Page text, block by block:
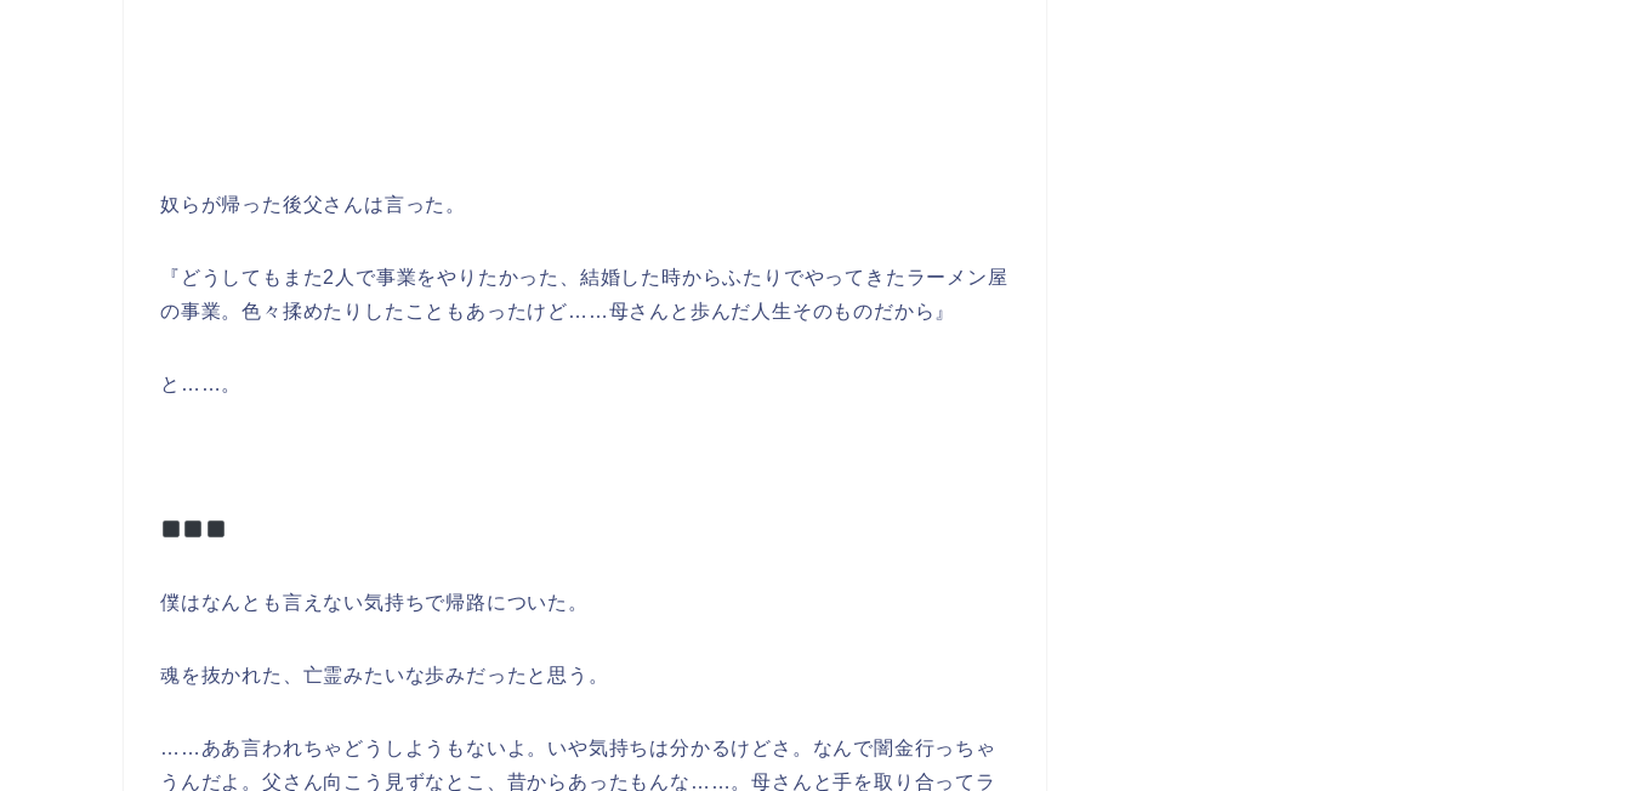
奴らが帰った後父さんは言った。
『どうしてもまた2人で事業をやりたかった、結婚した時からふたりでやってきたラーメン屋
の事業。色々揉めたりしたこともあったけど……母さんと歩んだ人生そのものだから』
と……。
僕はなんとも言えない気持ちで帰路についた。
魂を抜かれた、亡霊みたいな歩みだったと思う。
……ああ言われちゃどうしようもないよ。いや気持ちは分かるけどさ。なんで闇金行っちゃ
うんだよ。父さん向こう見ずなとこ、昔からあったもんな……。母さんと手を取り合ってラ